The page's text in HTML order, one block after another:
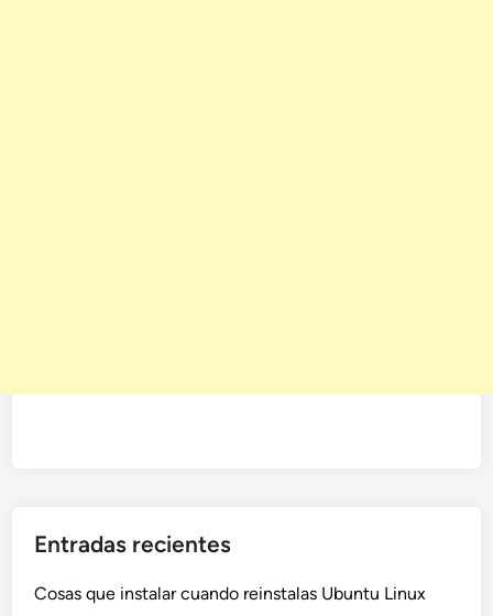
Entradas recientes
Cosas que instalar cuando reinstalas Ubuntu Linux